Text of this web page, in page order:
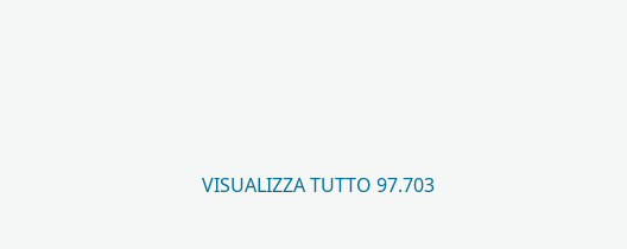
VISUALIZZA TUTTO 97.703